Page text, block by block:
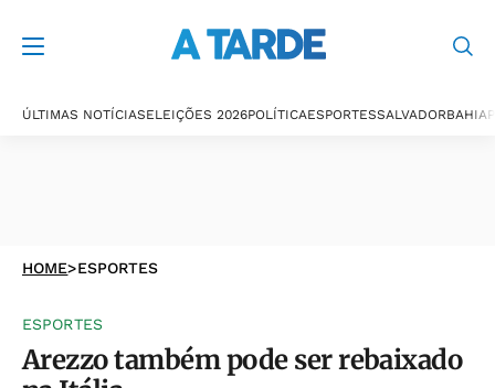
ÚLTIMAS NOTÍCIASELEIÇÕES 2026POLÍTICAESPORTESSALVADORBAHIA
HOME>ESPORTES
ESPORTES
Arezzo também pode ser rebaixado